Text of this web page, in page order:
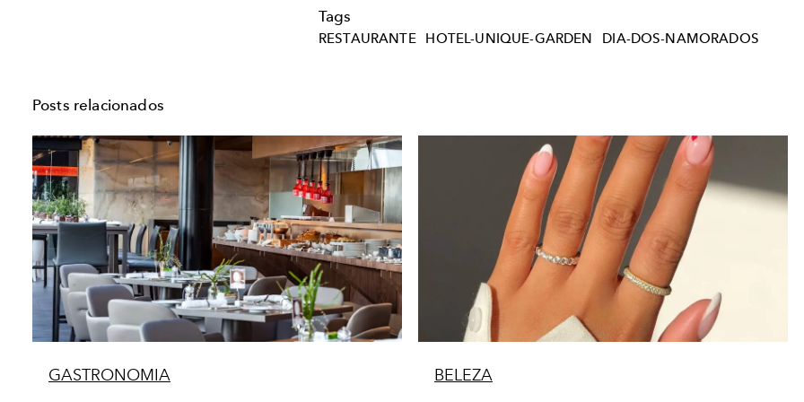
Tags
RESTAURANTE HOTEL-UNIQUE-GARDEN DIA-DOS-NAMORADOS
Posts relacionados
GASTRONOMIA BELEZA